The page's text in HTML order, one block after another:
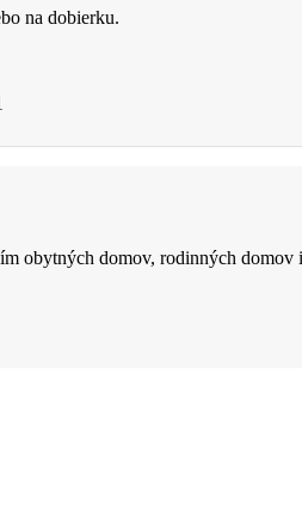
na dobierku.
obytných domov, rodinných domov